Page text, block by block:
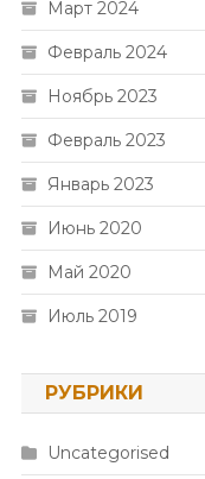
Март 2024
Февраль 2024
Ноябрь 2023
Февраль 2023
Январь 2023
Июнь 2020
Май 2020
Июль 2019
РУБРИКИ
Uncategorised